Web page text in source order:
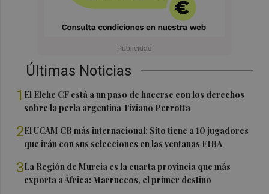
Últimas Noticias
1 El Elche CF está a un paso de hacerse con los derechos
sobre la perla argentina Tiziano Perrotta
2El UCAM CB más internacional: Sito tiene a 10 jugadores
que irán con sus selecciones en las ventanas FIBA
3La Región de Murcia es la cuarta provincia que más
exporta a África: Marruecos, el primer destino